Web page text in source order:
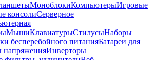
МоноблокиКомпьютерыИгровые
консолиСерверное
МышиКлавиатурыСтилусыНаборы
бесперебойного питанияБатареи для
напряженияИнверторы